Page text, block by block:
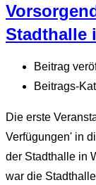
Stadthalle
Beitrag
Beitrags-
Die erste
Verfügungen' in
der Stadthalle in
war die